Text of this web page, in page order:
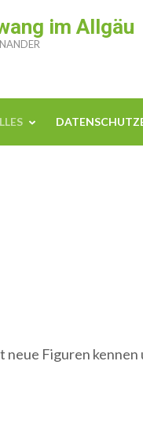
im Allgäu
neue Figuren